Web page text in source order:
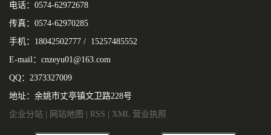
电话：0574-62972678
传真：0574-62970285
手机：18042502777 / 15257485552
E-mail：cnzeyu01@163.com
QQ：2373327009
地址：余姚市丈亭镇文卫路228号
企业分站 | 网站地图 | RSS | XML 营业执照